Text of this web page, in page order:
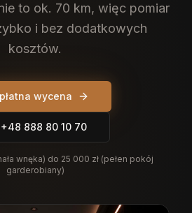
to ok. 70 km, więc pomiar
i bez dodatkowych
kosztów.
wycena
+48 888 80 10 70
wnęka) do 25 000 zł (pełen pokój
garderobiany)